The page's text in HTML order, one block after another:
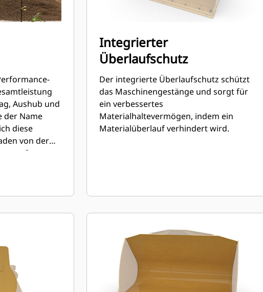
Aushub und
der Name
diese
von der
aus der
der
Integrierter
Überlaufschutz
Der integrierte Überlaufschutz schützt
das Maschinengestänge und sorgt für
ein verbessertes
Materialhaltevermögen, indem ein
Materialüberlauf verhindert wird.